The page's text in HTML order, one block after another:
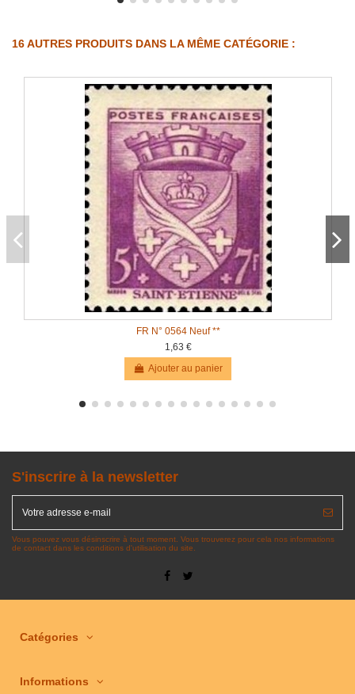
16 AUTRES PRODUITS DANS LA MÊME CATÉGORIE :
FR N° 0564 Neuf **
1,63 €
Ajouter au panier
S'inscrire à la newsletter
Vous pouvez vous désinscrire à tout moment. Vous trouverez pour cela nos informations
de contact dans les conditions d'utilisation du site.
Catégories
Informations